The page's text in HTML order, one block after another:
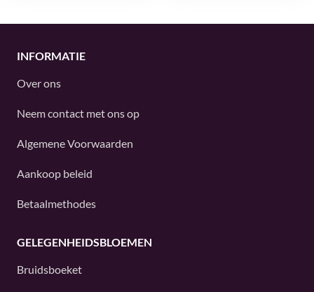
INFORMATIE
Over ons
Neem contact met ons op
Algemene Voorwaarden
Aankoop beleid
Betaalmethodes
GELEGENHEIDSBLOEMEN
Bruidsboeket